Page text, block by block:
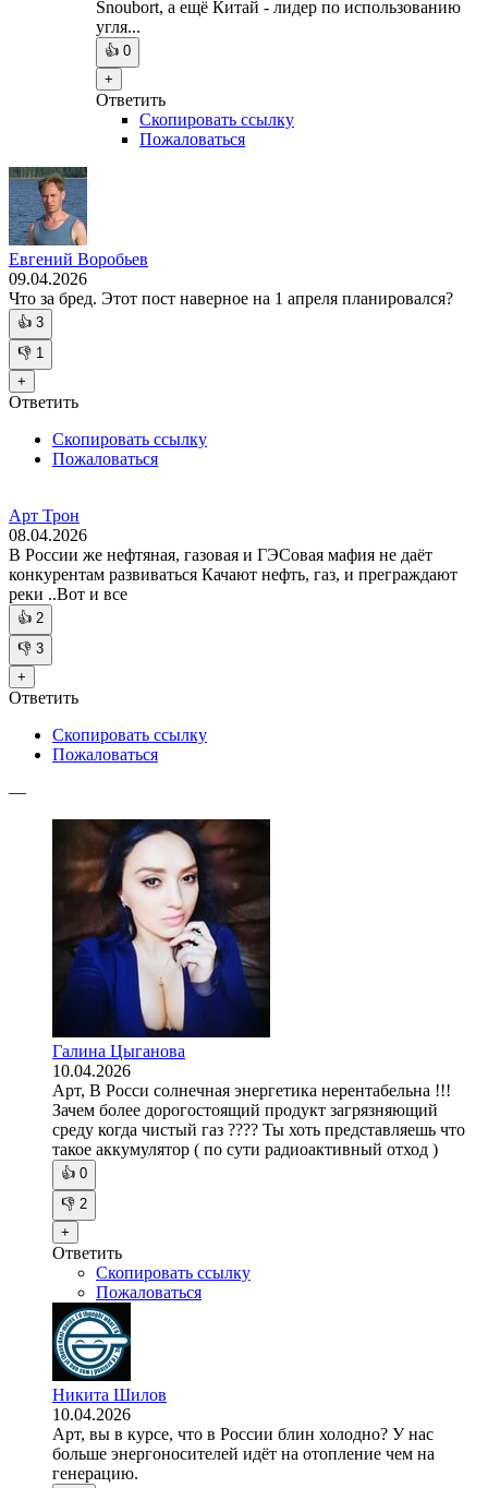
Snoubort, а ещё Китай - лидер по использованию
угля...
👍 0
+
Ответить
Скопировать ссылку
Пожаловаться
Евгений Воробьев
09.04.2026
Что за бред. Этот пост наверное на 1 апреля планировался?
👍 3
👎 1
+
Ответить
Скопировать ссылку
Пожаловаться
Арт Трон
08.04.2026
В России же нефтяная, газовая и ГЭСовая мафия не даёт
конкурентам развиваться Качают нефть, газ, и преграждают
реки ..Вот и все
👍 2
👎 3
+
Ответить
Скопировать ссылку
Пожаловаться
—
Галина Цыганова
10.04.2026
Арт, В Росси солнечная энергетика нерентабельна !!!
Зачем более дорогостоящий продукт загрязняющий
среду когда чистый газ ???? Ты хоть представляешь что
такое аккумулятор ( по сути радиоактивный отход )
👍 0
👎 2
+
Ответить
Скопировать ссылку
Пожаловаться
Никита Шилов
10.04.2026
Арт, вы в курсе, что в России блин холодно? У нас
больше энергоносителей идёт на отопление чем на
генерацию.